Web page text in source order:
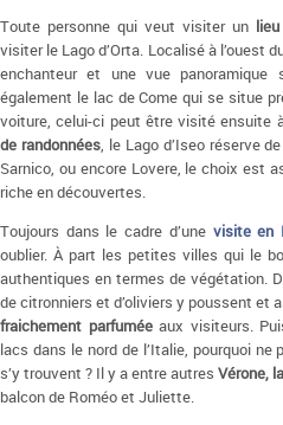
Toute personne qui veut visiter un
visiter le Lago d’Orta. Localisé à l’ouest
enchanteur et une vue
également le lac de Come qui se situe
voiture, celui-ci peut être visité ensuite
de randonnées, le Lago d’Iseo réserve
Sarnico, ou encore Lovere, le choix est
riche en découvertes.
Toujours dans le cadre d’une visite en
oublier. À part les petites villes qui le
authentiques en termes de végétation.
de citronniers et d’oliviers y poussent et
fraichement parfuméeaux visiteurs.
lacs dans le nord de l’Italie, pourquoi
s’y trouvent ? Il y a entre autres Vérone,
balcon de Roméo et Juliette.